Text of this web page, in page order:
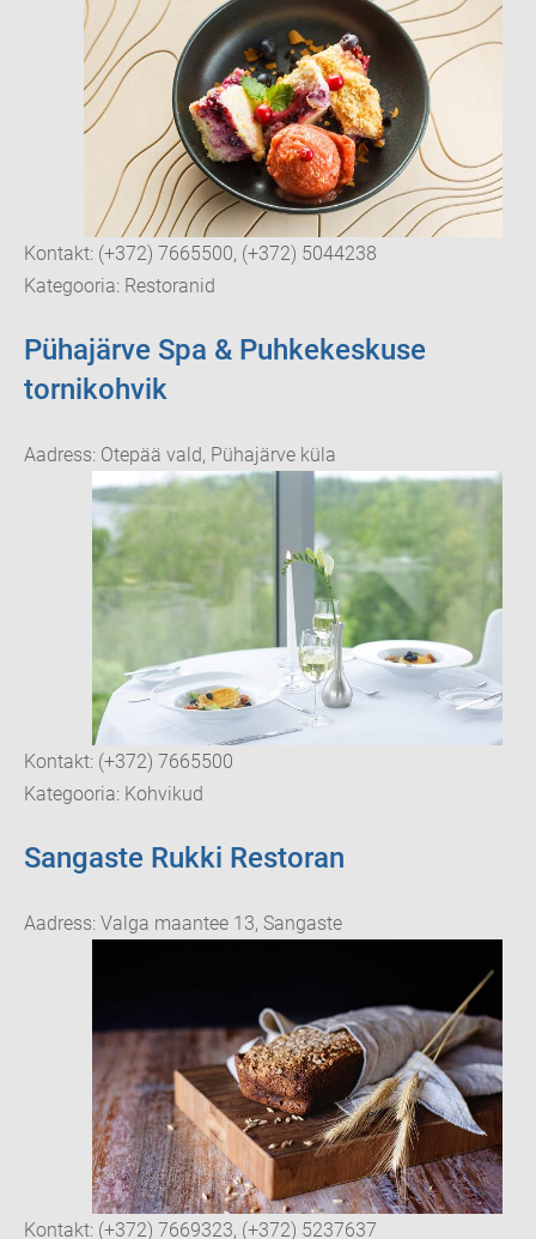
Kontakt: (+372) 7665500, (+372) 5044238
Kategooria: Restoranid
Pühajärve Spa & Puhkekeskuse
tornikohvik
Aadress: Otepää vald, Pühajärve küla
Kontakt: (+372) 7665500
Kategooria: Kohvikud
Sangaste Rukki Restoran
Aadress: Valga maantee 13, Sangaste
Kontakt: (+372) 7669323, (+372) 5237637